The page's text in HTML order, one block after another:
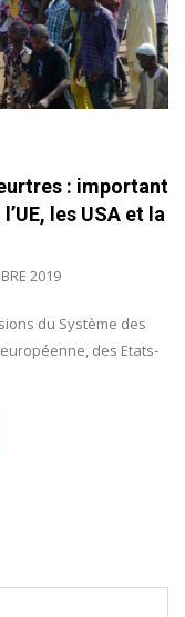
: important
les USA et la
2019
du Système des
des Etats-